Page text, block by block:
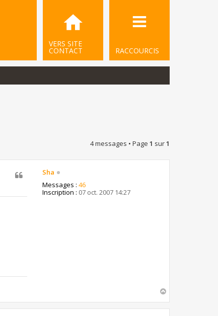
RACCOURCIS
VERS SITE
CONTACT
4 messages • Page 1 sur1
Sha
Messages : 46
Inscription : 07 oct. 2007 14:27
u